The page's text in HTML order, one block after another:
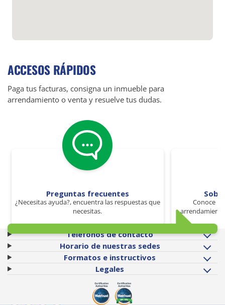
ACCESOS RÁPIDOS
Paga tus facturas, consigna un inmueble para
arrendamiento o venta y resuelve tus dudas.
Preguntas frecuentes
¿Necesitas ayuda?, encuentra las respuestas que
necesitas.
Conoce
Teléfonos de contacto
Horario de nuestras sedes
Formatos e instructivos
Legales